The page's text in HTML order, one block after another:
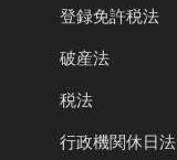
登録免許税法
破産法
税法
行政機関休日法